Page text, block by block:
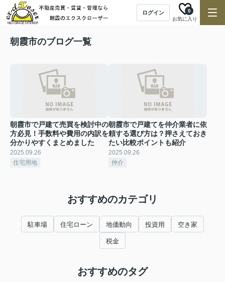
ログイン
お気に入り
0
朝霞市のブログ一覧
朝霞市で戸建て売買を検討中の
方必見！手数料や費用の内訳を
分かりやすくまとめました
2025.09.26
住宅用地
朝霞市で戸建てを仲介業者に依
頼する選び方は？押さえておき
たい比較ポイントも紹介
2025.09.26
仲介
おすすめのカテゴリ
駐車場 住宅ローン 地価動向 投資用 空き家
税金
おすすめのタグ